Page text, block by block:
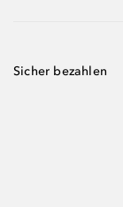
Sicher bezahlen